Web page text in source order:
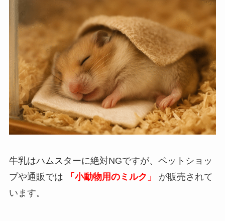
牛乳はハムスターに絶対NGですが、ペットショッ
プや通販では
「小動物用のミルク」
が販売されて
います。